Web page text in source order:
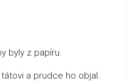
byly z papíru.
a prudce ho objal.